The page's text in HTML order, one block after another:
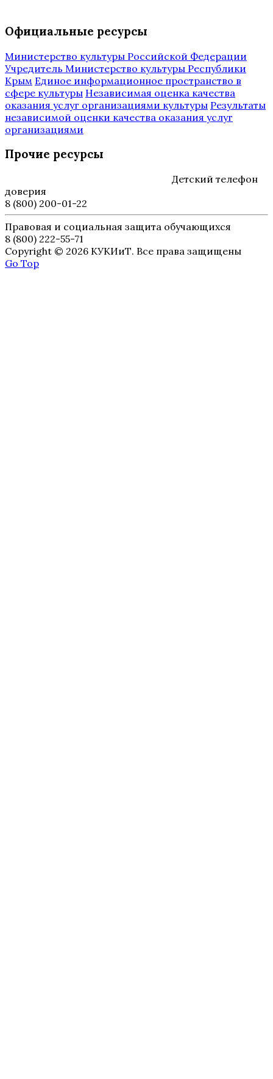
Официальные ресурсы
Министерство культуры Российской Федерации
Учредитель Министерство культуры Республики
Крым Единое информационное пространство в
сфере культуры Независимая оценка качества
оказания услуг организациями культуры Результаты
независимой оценки качества оказания услуг
организациями
Прочие ресурсы
Детский телефон
доверия
8 (800) 200-01-22
Правовая и социальная защита обучающихся
8 (800) 222-55-71
Copyright © 2026 КУКИиТ. Все права защищены
Go Top